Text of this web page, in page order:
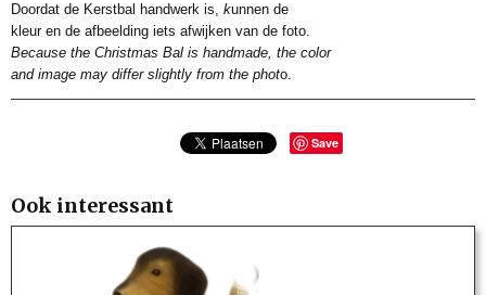
Doordat de Kerstbal handwerk is, kunnen de
kleur en de afbeelding iets afwijken van de foto.
Because the Christmas Bal is handmade, the color
and image may differ slightly from the photo.
Save
Ook interessant